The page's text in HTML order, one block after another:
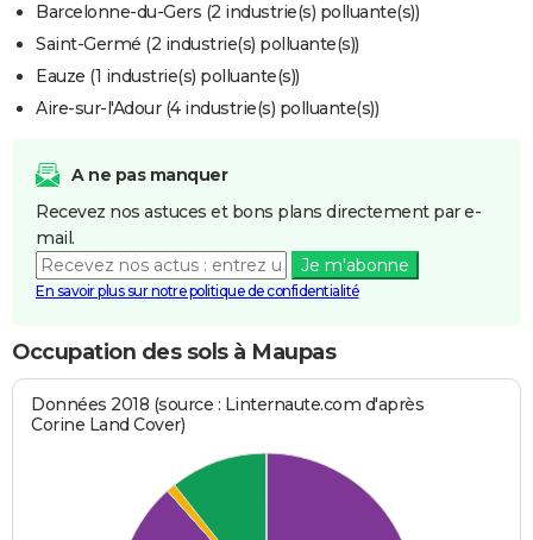
Barcelonne-du-Gers (2 industrie(s) polluante(s))
Saint-Germé (2 industrie(s) polluante(s))
Eauze (1 industrie(s) polluante(s))
Aire-sur-l'Adour (4 industrie(s) polluante(s))
A ne pas manquer
Recevez nos astuces et bons plans directement par e-
mail.
Je m'abonne
En savoir plus sur notre politique de confidentialité
Occupation des sols à Maupas
Données 2018 (source : Linternaute.com d'après
Corine Land Cover)